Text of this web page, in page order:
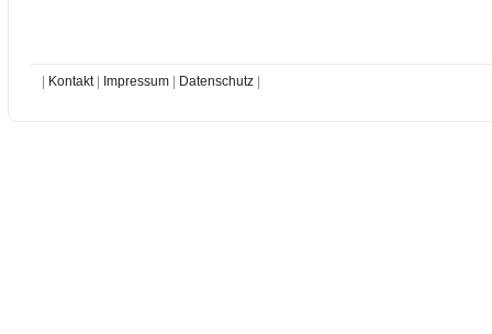
Kontakt| Impressum| Datenschutz|